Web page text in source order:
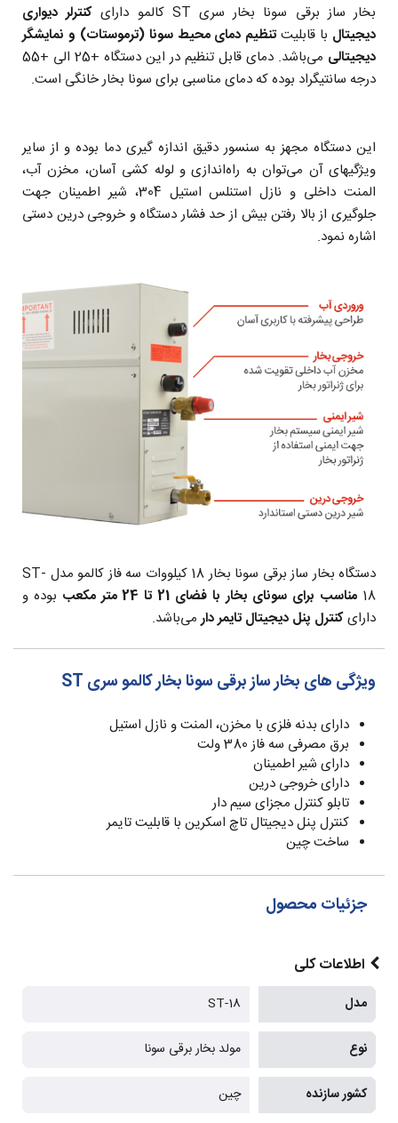
بخار ساز برقی سونا بخار سری ST کالمو دارای
کنترلر دیواری
دیجیتال با قابلیت تنظیم دمای محیط سونا (ترموستات) و نمایشگر
دیجیتالی
می‌باشد. دمای قابل تنظیم در این دستگاه +25 الی +55
درجه سانتیگراد بوده که دمای مناسبی برای سونا بخار خانگی است.
این دستگاه مجهز به سنسور دقیق اندازه گیری دما بوده و از سایر
ویژگیهای آن می‌توان به راه‌اندازی و لوله کشی آسان، مخزن آب،
المنت داخلی و نازل استنلس استیل 304، شیر اطمینان جهت
جلوگیری از بالا رفتن بیش از حد فشار دستگاه و خروجی درین دستی
اشاره نمود.
دستگاه بخار ساز برقی سونا بخار 18 کیلووات سه فاز کالمو مدل ST-
18 مناسب برای سونای بخار با فضای 21 تا 24 متر مکعب
بوده و
دارایکنترل پنل دیجیتال تایمر دار می‌باشد.
ویژگی های بخار ساز برقی سونا بخار کالمو سری ST
دارای بدنه فلزی با مخزن، المنت و نازل استیل
برق مصرفی سه فاز 380 ولت
دارای شیر اطمینان
دارای خروجی درین
تابلو کنترل مجزای سیم دار
کنترل پنل دیجیتال تاچ اسکرین با قابلیت تایمر
ساخت چین
جزئیات محصول
اطلاعات کلی
مدل ST-18
نوع مولد بخار برقی سونا
کشور سازنده چین